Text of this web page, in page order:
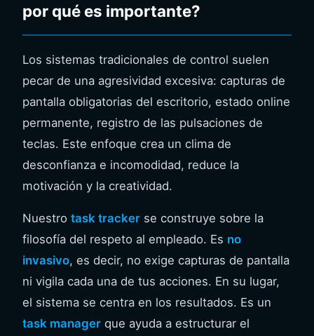
por qué es importante?
Los sistemas tradicionales de control suelen
pecar de una agresividad excesiva: capturas de
pantalla obligatorias del escritorio, estado online
permanente, registro de las pulsaciones de
teclas. Este enfoque crea un clima de
desconfianza e incomodidad, reduce la
motivación y la creatividad.
Nuestro task tracker se construye sobre la
filosofía del respeto al empleado. Es no
invasivo, es decir, no exige capturas de pantalla
ni vigila cada una de tus acciones. En su lugar,
el sistema se centra en los resultados. Es un
task manager que ayuda a estructurar el